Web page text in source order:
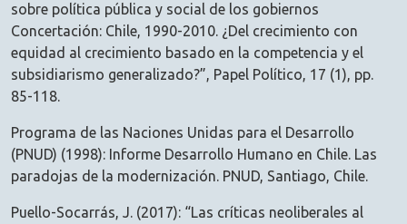
sobre política pública y social de los gobiernos
Concertación: Chile, 1990-2010. ¿Del crecimiento con
equidad al crecimiento basado en la competencia y el
subsidiarismo generalizado?”, Papel Político, 17 (1), pp.
85-118.
Programa de las Naciones Unidas para el Desarrollo
(PNUD) (1998): Informe Desarrollo Humano en Chile. Las
paradojas de la modernización. PNUD, Santiago, Chile.
Puello-Socarrás, J. (2017): “Las críticas neoliberales al